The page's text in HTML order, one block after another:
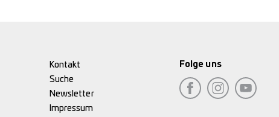
Kontakt
Suche
Newsletter
Impressum
Folge uns